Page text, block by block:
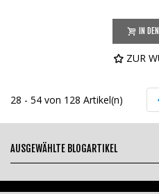
IN
ZUR
28 - 54 von 128 Artikel(n)
AUSGEWÄHLTE BLOGARTIKEL